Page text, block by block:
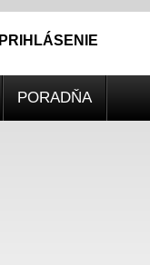
PRIHLÁSENIE
PORADŇA